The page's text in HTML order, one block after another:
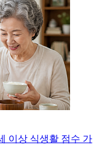
이상 식생활 점수 가